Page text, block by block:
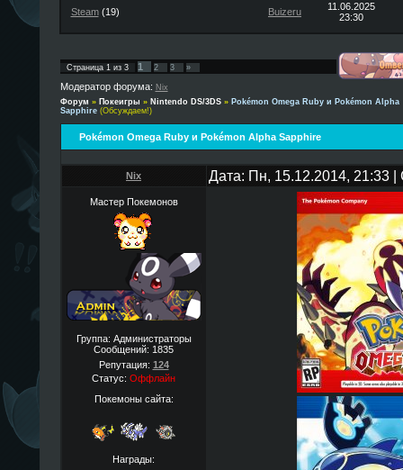
Steam(19) Buizeru
11.06.2025
23:30
Страница 1из 3 1 2 3 »
Модератор форума: Nix
Форум » Покеигры » Nintendo DS/3DS » Pokémon Omega Ruby и Pokémon Alpha
Sapphire (Обсуждаем!)
Pokémon Omega Ruby и Pokémon Alpha Sapphire
Nix Дата: Пн, 15.12.2014, 21:33
Мастер Покемонов
Группа: Администраторы
Сообщений: 1835
Репутация: 124
Статус: Оффлайн
Покемоны сайта:
Награды: